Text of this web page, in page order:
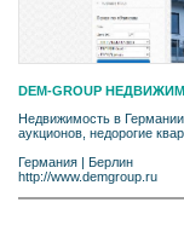
DEM-GROUP
Недвижимость в
аукционов, недорогие
Германия
Берлин
http://www.demgroup.ru